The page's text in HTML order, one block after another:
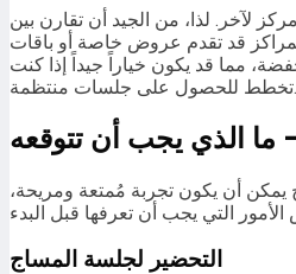
لآخر. لذا، من الجيد أن تقارن بين
قد تقدم عروض خاصة أو باقات
مما قد يكون خياراً جيداً إذا كنت
تخطط للحصول على جلسات منتظمة.
ما الذي يجب أن تتوقعه
يمكن أن يكون تجربة مُمتعة ومريحة،
التحضير لجلسة المساج